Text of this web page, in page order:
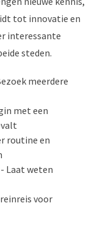
tot innovatie en
interessante
steden.
meerdere
met een
routine en
Laat weten
voor